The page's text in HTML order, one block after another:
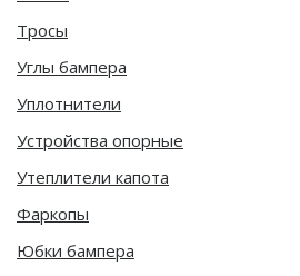
Тросы
Углы бампера
Уплотнители
Устройства опорные
Утеплители капота
Фаркопы
Юбки бампера